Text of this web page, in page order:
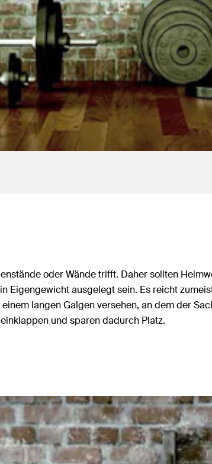
oder Wände trifft. Daher sollten
Eigengewicht ausgelegt sein. Es reicht
langen Galgen versehen, an dem der
und sparen dadurch Platz.